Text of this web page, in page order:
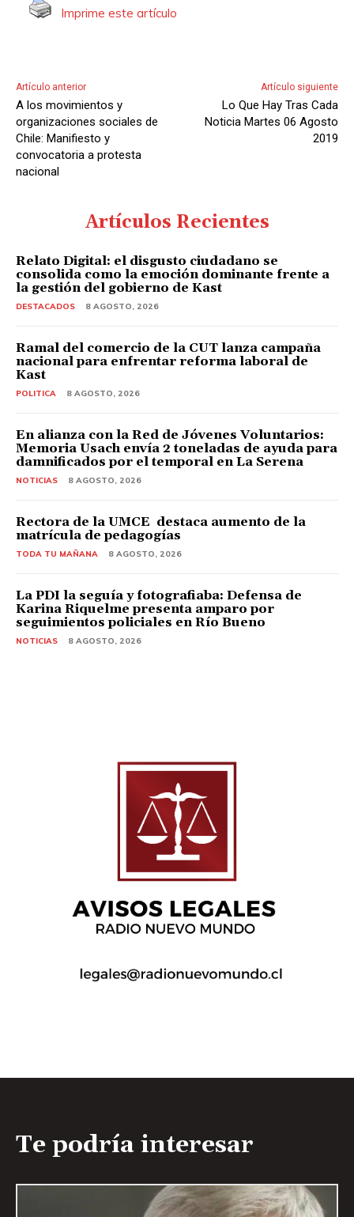
Imprime este artículo
Artículo anterior
A los movimientos y
organizaciones sociales de
Chile: Manifiesto y
convocatoria a protesta
nacional
Artículo siguiente
Lo Que Hay Tras Cada
Noticia Martes 06 Agosto
2019
Artículos Recientes
Relato Digital: el disgusto ciudadano se
consolida como la emoción dominante frente a
la gestión del gobierno de Kast
DESTACADOS 8 AGOSTO, 2026
Ramal del comercio de la CUT lanza campaña
nacional para enfrentar reforma laboral de
Kast
POLITICA 8 AGOSTO, 2026
En alianza con la Red de Jóvenes Voluntarios:
Memoria Usach envía 2 toneladas de ayuda para
damnificados por el temporal en La Serena
NOTICIAS 8 AGOSTO, 2026
Rectora de la UMCE destaca aumento de la
matrícula de pedagogías
TODA TU MAÑANA 8 AGOSTO, 2026
La PDI la seguía y fotografiaba: Defensa de
Karina Riquelme presenta amparo por
seguimientos policiales en Río Bueno
NOTICIAS 8 AGOSTO, 2026
Te podría interesar